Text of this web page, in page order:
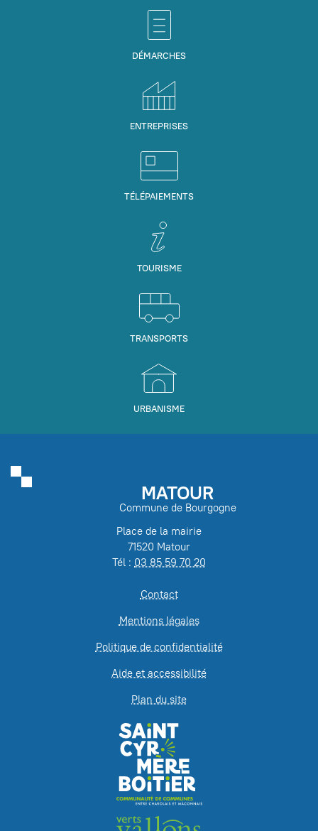
DÉMARCHES
ENTREPRISES
TÉLÉPAIEMENTS
TOURISME
TRANSPORTS
URBANISME
MATOUR
Commune de Bourgogne
Place de la mairie
71520 Matour
Tél : 03 85 59 70 20
Contact
Mentions légales
Politique de confidentialité
Aide et accessibilité
Plan du site